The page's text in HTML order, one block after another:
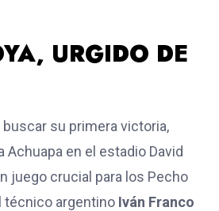
URGIDO DE
su primera victoria,
Achuapa en el estadio David
juego crucial para los Pecho
técnico argentino Iván Franco